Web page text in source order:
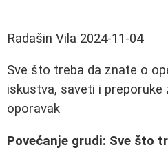
Radašin Vila 2024-11-04
Sve što treba da znate o
iskustva, saveti i preporuke
oporavak
Povećanje grudi: Sve što